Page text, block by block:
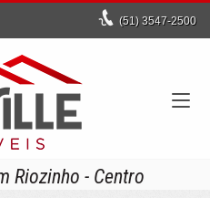
(51) 3547-2500
Riozinho - Centro